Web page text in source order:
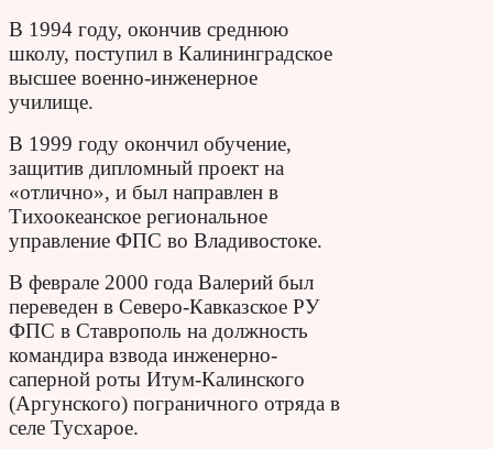
В 1994 году, окончив среднюю
школу, поступил в Калининградское
высшее военно-инженерное
училище.
В 1999 году окончил обучение,
защитив дипломный проект на
«отлично», и был направлен в
Тихоокеанское региональное
управление ФПС во Владивостоке.
В феврале 2000 года Валерий был
переведен в Северо-Кавказское РУ
ФПС в Ставрополь на должность
командира взвода инженерно-
саперной роты Итум-Калинского
(Аргунского) пограничного отряда в
селе Тусхарое.